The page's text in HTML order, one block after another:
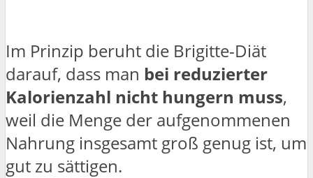
Im Prinzip beruht die Brigitte-Diät
darauf, dass man bei reduzierter
Kalorienzahl nicht hungern muss,
weil die Menge der aufgenommenen
Nahrung insgesamt groß genug ist, um
gut zu sättigen.